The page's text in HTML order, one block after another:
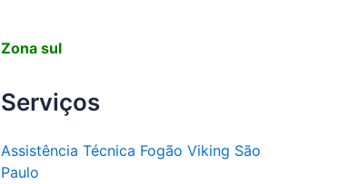
Zona sul
Serviços
Assistência Técnica Fogão Viking São
Paulo